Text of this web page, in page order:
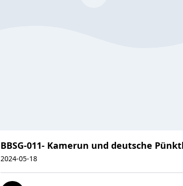
BBSG-011- Kamerun und deutsche
2024-05-18